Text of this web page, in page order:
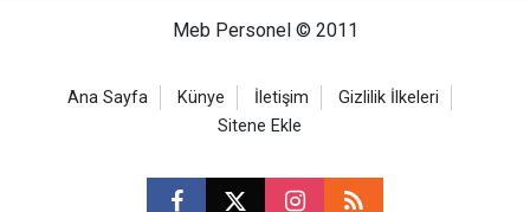
Meb Personel © 2011
Ana Sayfa Künye İletişim
Gizlilik İlkeleri
Sitene Ekle